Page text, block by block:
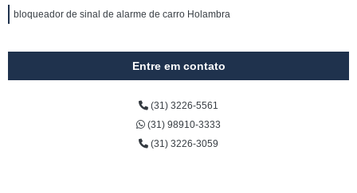
bloqueador de sinal de alarme de carro Holambra
Entre em contato
(31) 3226-5561
(31) 98910-3333
(31) 3226-3059